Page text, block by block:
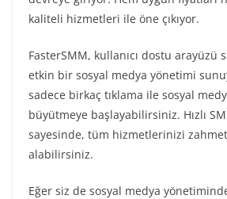
kaliteli hizmetleri ile öne çıkıyor.
FasterSMM, kullanıcı dostu arayüzü
etkin bir sosyal medya yönetimi
sadece birkaç tıklama ile sosyal
büyütmeye başlayabilirsiniz. Hızlı
sayesinde, tüm hizmetlerinizi
alabilirsiniz.
Eğer siz de sosyal medya